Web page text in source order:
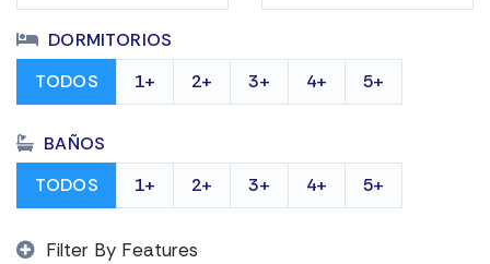
DORMITORIOS
TODOS
1+ 2+ 3+ 4+ 5+
BAÑOS
TODOS
1+ 2+ 3+ 4+ 5+
Filter By Features